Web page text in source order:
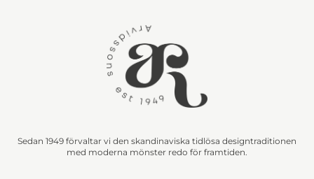
Sedan 1949 förvaltar vi den skandinaviska tidlösa designtraditionen
med moderna mönster redo för framtiden.